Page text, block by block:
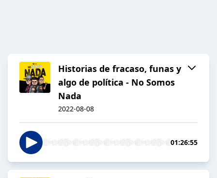
Historias de fracaso, funas y
algo de política - No Somos
Nada
2022-08-08
01:26:55